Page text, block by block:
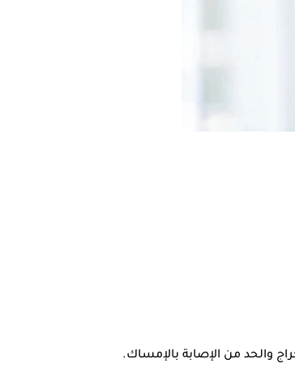
والحد من الإصابة بالإمساك.